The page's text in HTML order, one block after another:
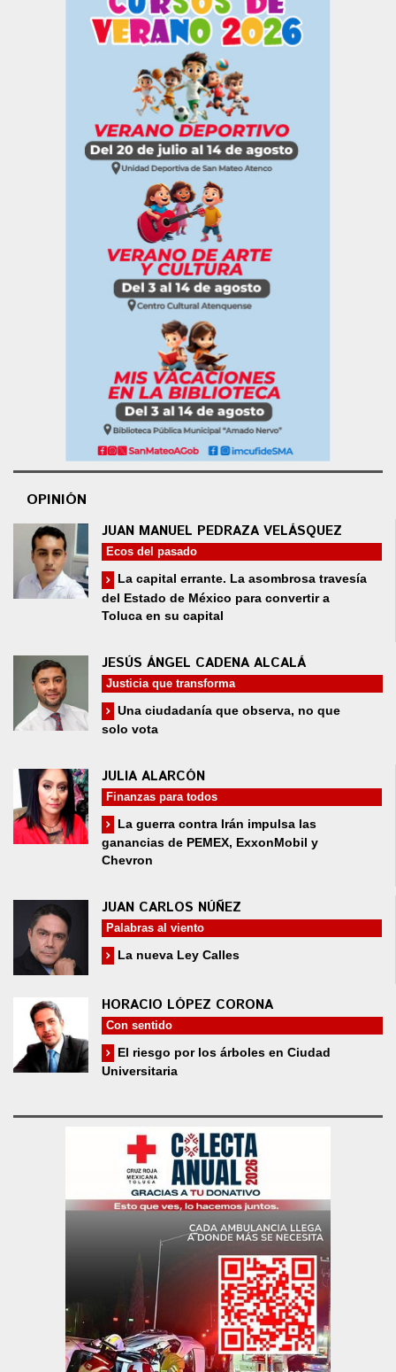
OPINIÓN
JUAN MANUEL PEDRAZA VELÁSQUEZ
Ecos del pasado
La capital errante. La asombrosa travesía
del Estado de México para convertir a
Toluca en su capital
JESÚS ÁNGEL CADENA ALCALÁ
Justicia que transforma
Una ciudadanía que observa, no que
solo vota
JULIA ALARCÓN
Finanzas para todos
La guerra contra Irán impulsa las
ganancias de PEMEX, ExxonMobil y
Chevron
JUAN CARLOS NÚÑEZ
Palabras al viento
La nueva Ley Calles
HORACIO LÓPEZ CORONA
Con sentido
El riesgo por los árboles en Ciudad
Universitaria